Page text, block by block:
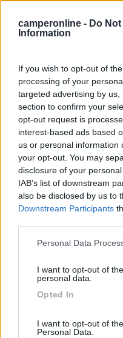
camperonline - Do
Information
If you wish to opt-out of
processing of your
targeted advertising by
section to confirm your
opt-out request is
interest-based ads based
us or personal information
your opt-out. You may
disclosure of your
IAB’s list of downstream
also be disclosed by us to
Downstream Participants
Please note that this
not limited to your visit or
grant or deny consent to
use your data for below
Personal Data
I want to opt-out of
personal data.
Opted In
I want to opt-out of
Personal Data.
Servizi / Posizione
Campeggio spartano sul
pia...
Archaia Epidauros - 103.9km
Nik Pitidi
Campeggio
Camping Bekas